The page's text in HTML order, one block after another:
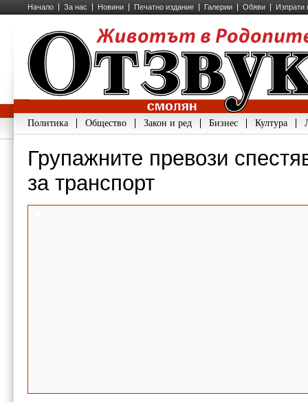
Начало За нас Новини Печатно издание Галерии Обяви Изпрати
Политика Общество Закон и ред Бизнес Култура
Групажните превози
за транспорт